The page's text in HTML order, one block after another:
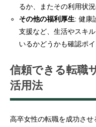
るか、またその利用状
その他の福利厚生: 健康
支援など、生活やスキ
いるかどうかも確認ポイ
信頼できる転職
活用法
高卒女性の転職を成功さ